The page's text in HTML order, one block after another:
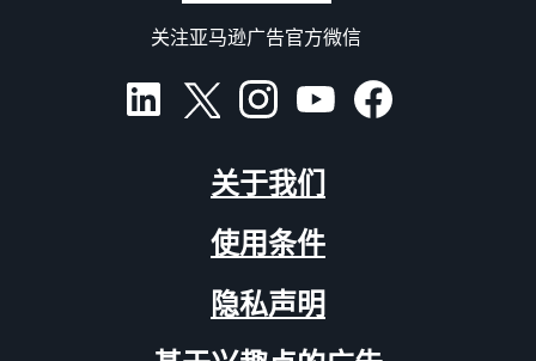
关注亚马逊广告官方微信
关于我们
使用条件
隐私声明